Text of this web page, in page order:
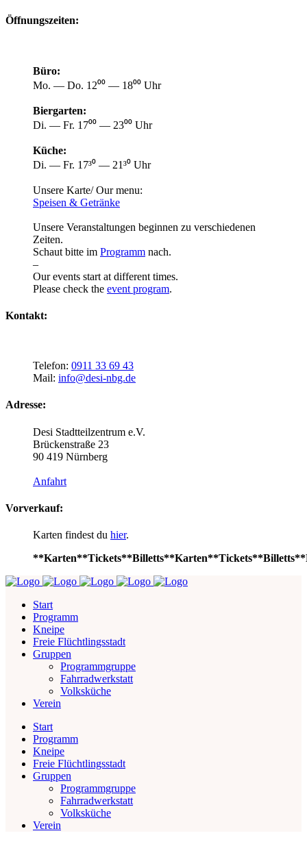
Öffnungszeiten:
Büro:
Mo. — Do. 12⁰⁰ — 18⁰⁰ Uhr
Biergarten:
Di. — Fr. 17⁰⁰ — 23⁰⁰ Uhr
Küche:
Di. — Fr. 17³⁰ — 21³⁰ Uhr
Unsere Karte/ Our menu:
Speisen & Getränke
Unsere Veranstaltungen beginnen zu verschiedenen
Zeiten.
Schaut bitte im Programm nach.
–
Our events start at different times.
Please check the event program.
Kontakt:
Telefon: 0911 33 69 43
Mail: info@desi-nbg.de
Adresse:
Desi Stadtteilzentrum e.V.
Brückenstraße 23
90 419 Nürnberg
Anfahrt
Vorverkauf:
Karten findest du hier.
Start
Programm
Kneipe
Freie Flüchtlingsstadt
Gruppen
Programmgruppe
Fahrradwerkstatt
Volksküche
Verein
Start
Programm
Kneipe
Freie Flüchtlingsstadt
Gruppen
Programmgruppe
Fahrradwerkstatt
Volksküche
Verein